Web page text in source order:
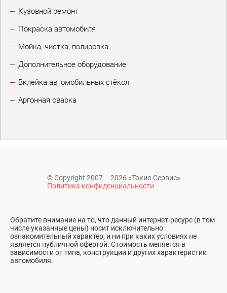
Кузовной ремонт
Покраска автомобиля
Мойка, чистка, полировка
Дополнительное оборудование
Вклейка автомобильных стёкол
Аргонная сварка
© Copyright 2007 – 2026 «Токио Сервис»
Политика конфиденциальности
Обратите внимание на то, что данный интернет-ресурс (в том
числе указанные цены) носит исключительно
ознакомительный характер, и ни при каких условиях не
является публичной офертой. Стоимость меняется в
зависимости от типа, конструкции и других характеристик
автомобиля.